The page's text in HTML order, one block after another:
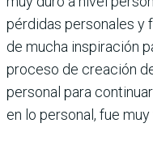
pérdidas personales y
de mucha inspiración
proceso de creación
personal para
en lo personal, fue